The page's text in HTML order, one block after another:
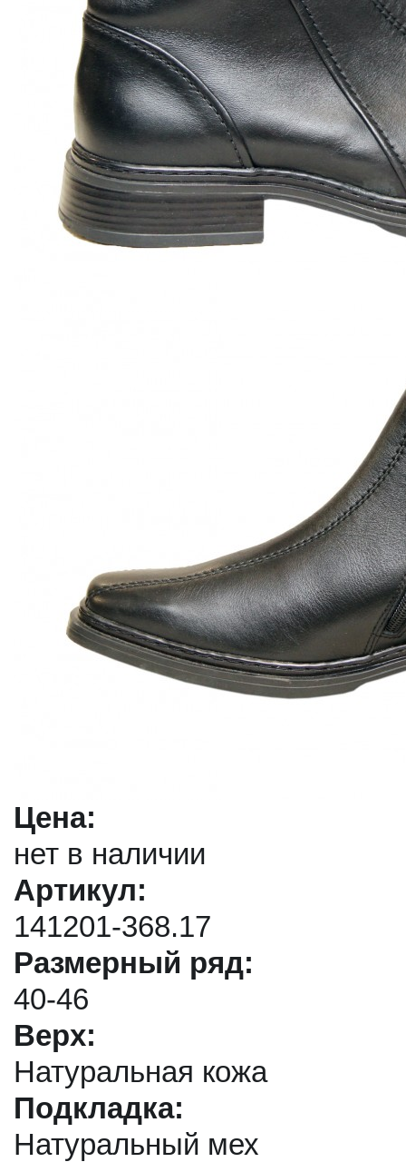
Цена:
нет в наличии
Артикул:
141201-368.17
Размерный ряд:
40-46
Верх:
Натуральная кожа
Подкладка:
Натуральный мех